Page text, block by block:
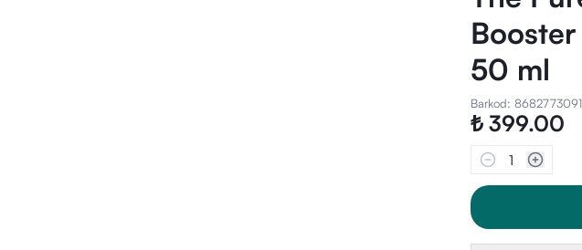
50 ml
Barkod:
₺ 399.00
1